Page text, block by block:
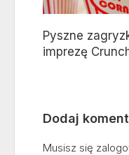
Pyszne
imprezę
Dodaj
Musisz się